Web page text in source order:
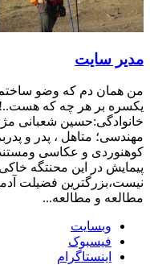
مدیر سایت
من همان دم که وضو
یکسره بر هر چه که هست..!
خانوادگی:حسین شعبانی
مهندسی؛ متاهل ، پدر و
کوهنوردی و عکاسی
پیمایش در این محنتگه
نیست،بزرگترین فضیلت
مطالعه و مطالعه...
وبسایت
فیسبوک
اینستاگرام